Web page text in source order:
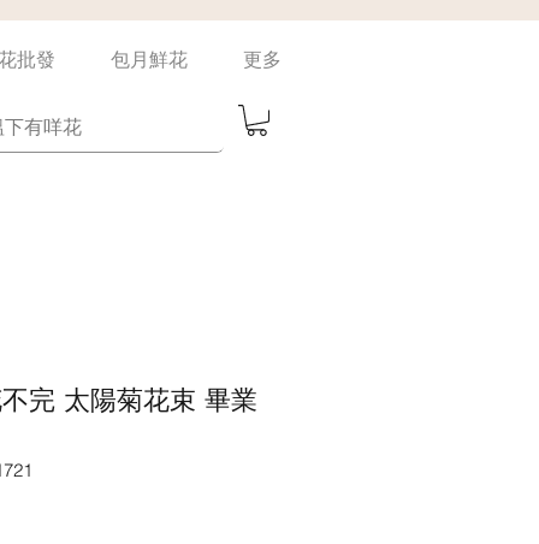
批發 包月鮮花 更多
完 太陽菊花束 畢業